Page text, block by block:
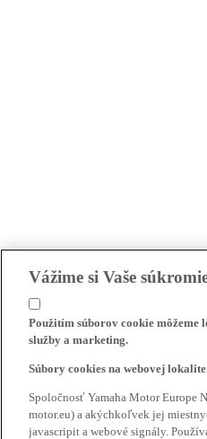
Vážime si Vaše
Použitím súborov cookie môžeme
služby a marketing.
Súbory cookies na webovej
Spoločnosť Yamaha Motor Europe
motor.eu) a akýchkoľvek jej
javascripit a webové signály.